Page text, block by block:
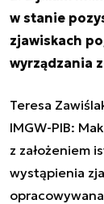
w stanie
zjawiskach
wyrządzania
Teresa
IMGW-PIB:
z założeniem
wystąpienia